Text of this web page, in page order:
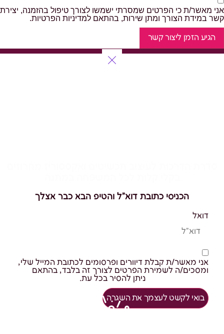
אני מאשר/ת כי הפרטים שמסרתי ישמשו לצורך טיפול בהזמנה, יצירת
קשר במידת הצורך ומתן שירות, בהתאם למדיניות הפרטיות.
הגיע הזמן ליצור קשר
הכניסי כתובת דוא"ל והטיפ הבא כבר אצלך
דואל
אני מאשר/ת קבלת דיוורים ופרסומים לכתובת המייל שלי,
ומסכים/ה לשמירת הפרטים לצורך זה בלבד, בהתאם
למדיניות הפרטיותניתן להסיר בכל עת.
בואי לקשט לעצמך את השגרה